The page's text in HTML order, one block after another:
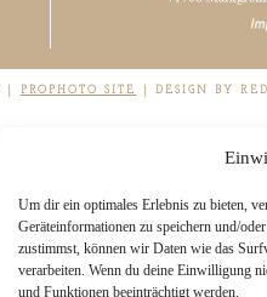
Um dir ein optimales Erlebnis zu bieten,
Geräteinformationen zu speichern und/
zustimmst, können wir Daten wie das
verarbeiten. Wenn du deine Einwilligung
und Funktionen beeinträchtigt werden.
PROPHOTO SITE DESIGN BY